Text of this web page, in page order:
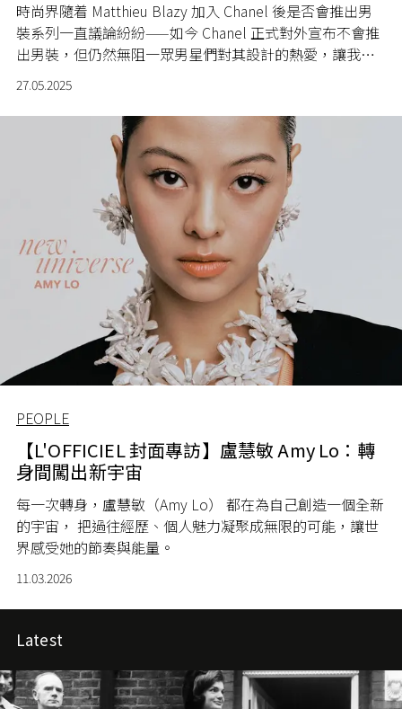
時尚界隨着 Matthieu Blazy 加入 Chanel 後是否會推出男
裝系列一直議論紛紛——如今 Chanel 正式對外宣布不會推
出男裝，但仍然無阻一眾男星們對其設計的熱愛，讓我們
回顧那些「穿 Chanel 的男人們」，如何以自己的方式演繹
出男裝造型。
27.05.2025
PEOPLE
【L'OFFICIEL 封面專訪】盧慧敏 Amy Lo：轉
身間闖出新宇宙
每一次轉身，盧慧敏（Amy Lo） 都在為自己創造一個全新
的宇宙， 把過往經歷、個人魅力凝聚成無限的可能，讓世
界感受她的節奏與能量。
11.03.2026
Latest